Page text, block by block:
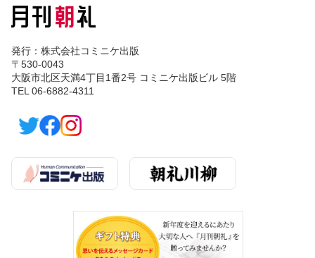
発行：株式会社コミニケ出版
〒530-0043
大阪市北区天満4丁目1番2号 コミニケ出版ビル 5階
TEL 06-6882-4311